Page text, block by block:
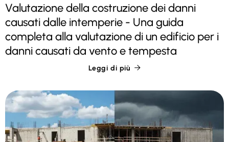
Valutazione della costruzione dei danni
causati dalle intemperie - Una guida
completa alla valutazione di un edificio per i
danni causati da vento e tempesta
Leggi di più 